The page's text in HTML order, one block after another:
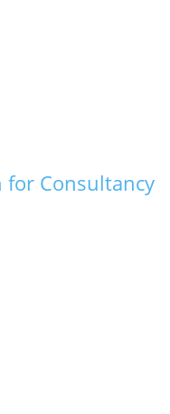
for Consultancy